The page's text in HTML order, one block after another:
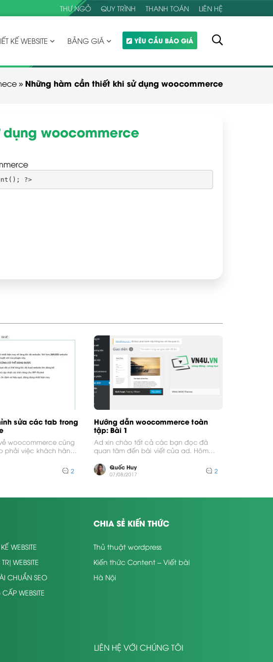
THƯ NGỎ QUY TRÌNH THANH TOÁN LIÊN HỆ
KẾ WEBSITE BẢNG GIÁ YÊU CẦU BÁO GIÁ
» Những hàm cần thiết khi sử dụng woocommerce
woocommerce
?>
sửa các tab trong
woocommerce cũng
phải việc khách hàng
2
Hướng dẫn woocommerce toàn
tập: Bài 1
Ad xin chào tất cả các bạn đọc đã
quan tâm đến bài viết của ad. Hôm
Quốc Huy
07/08/2017 2
WEBSITE
WEBSITE
CHUẨN SEO
WEBSITE
CHIA SẺ KIẾN THỨC
Thủ thuật wordpress
Kiến thức Content – Viết bài
Hà Nội
LIÊN HỆ VỚI CHÚNG TÔI